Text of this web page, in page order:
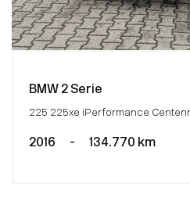
BMW 2 Serie
225 225xe iPerformance
2016 - 134.770 km